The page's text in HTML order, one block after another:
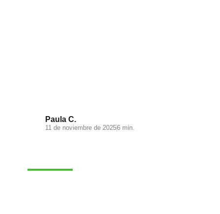
Paula C.
11 de noviembre de 20256 min.